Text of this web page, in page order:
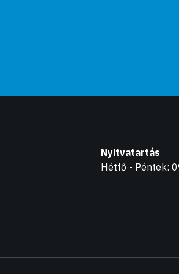
Nyitvatartás
Hétfő - Péntek: